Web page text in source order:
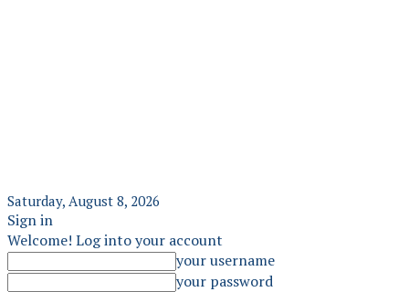
Saturday, August 8, 2026
Sign in
Welcome! Log into your account
your username
your password